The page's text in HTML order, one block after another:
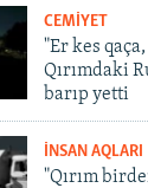
CEMİYET
"Er kes
Qırımdaki
barıp yetti
İNSAN AQLARI
"Qırım